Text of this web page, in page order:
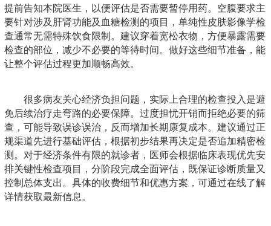
提前告知本院医生，以便评估是否需要暂停用药。空腹要求主
要针对涉及肝肾功能及血糖检测的项目，单纯性皮肤影像学检
查通常无需特殊饮食限制。建议穿着宽松衣物，方便暴露需要
检查的部位，减少不必要的等待时间。做好这些细节准备，能
让整个评估过程更加顺畅高效。
很多病友关心经济负担问题，实际上合理的检查投入是避
免后续治疗走弯路的必要保障。过度担忧开销而拒绝必要的筛
查，可能导致误诊误治，反而增加长期康复成本。建议通过正
规渠道先进行基础评估，根据初步结果再决定是否追加精密检
测。对于经济条件有限的就诊者，医师会根据临床表现优先安
排关键性检查项目，分阶段完成全面评估，既保证诊断质量又
控制总体支出。具体的收费细节和优惠方案，可通过在线了解
详情获取最新信息。